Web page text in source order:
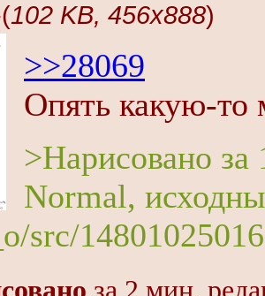
102 KB, 456x888)
>>28069
Опять какую-то
>Нарисовано за
Normal,
src/